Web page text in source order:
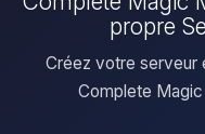
propre
Créez votre serveur
Complete Magic